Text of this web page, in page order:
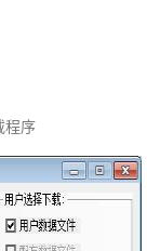
程序